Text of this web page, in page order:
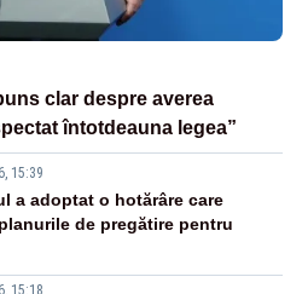
clar despre averea
întotdeauna legea”
15:39
a adoptat o hotărâre care
de pregătire pentru
15:18